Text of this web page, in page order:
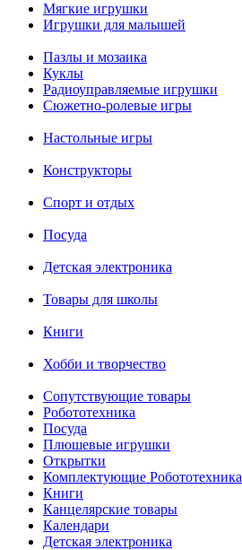
Мягкие игрушки
Игрушки для малышей
Пазлы и мозаика
Куклы
Радиоуправляемые игрушки
Сюжетно-ролевые игры
Настольные игры
Конструкторы
Спорт и отдых
Посуда
Детская электроника
Товары для школы
Книги
Хобби и творчество
Сопутствующие товары
Робототехника
Посуда
Плюшевые игрушки
Открытки
Комплектующие Робототехника
Книги
Канцелярские товары
Календари
Детская электроника